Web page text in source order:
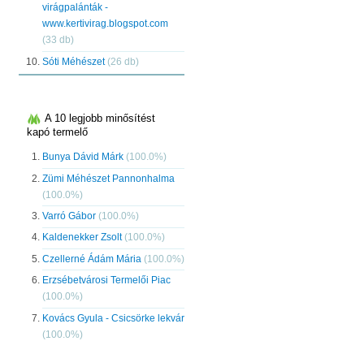
virágpalánták -
www.kertivirag.blogspot.com
(33 db)
Sóti Méhészet (26 db)
A 10 legjobb minősítést
kapó termelő
Bunya Dávid Márk (100.0%)
Zümi Méhészet Pannonhalma
(100.0%)
Varró Gábor (100.0%)
Kaldenekker Zsolt (100.0%)
Czellerné Ádám Mária (100.0%)
Erzsébetvárosi Termelői Piac
(100.0%)
Kovács Gyula - Csicsörke lekvár
(100.0%)